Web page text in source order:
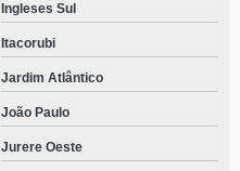
Ingleses Sul
Itacorubi
Jardim Atlântico
João Paulo
Jurere Oeste